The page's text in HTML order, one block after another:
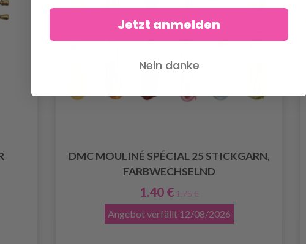
DMC MOULINÉ SPÉCIAL 25 STICKGARN,
FARBWECHSELND
1.40 € 1.75 €
Angebot verfällt 12/08/2026
Jetzt anmelden
Nein danke